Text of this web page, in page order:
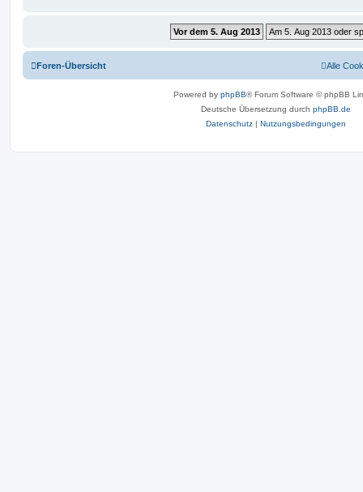
Foren-Übersicht Alle
Powered by phpBB® Forum Software © phpBB
Deutsche Übersetzung durch phpBB.de
Datenschutz | Nutzungsbedingungen